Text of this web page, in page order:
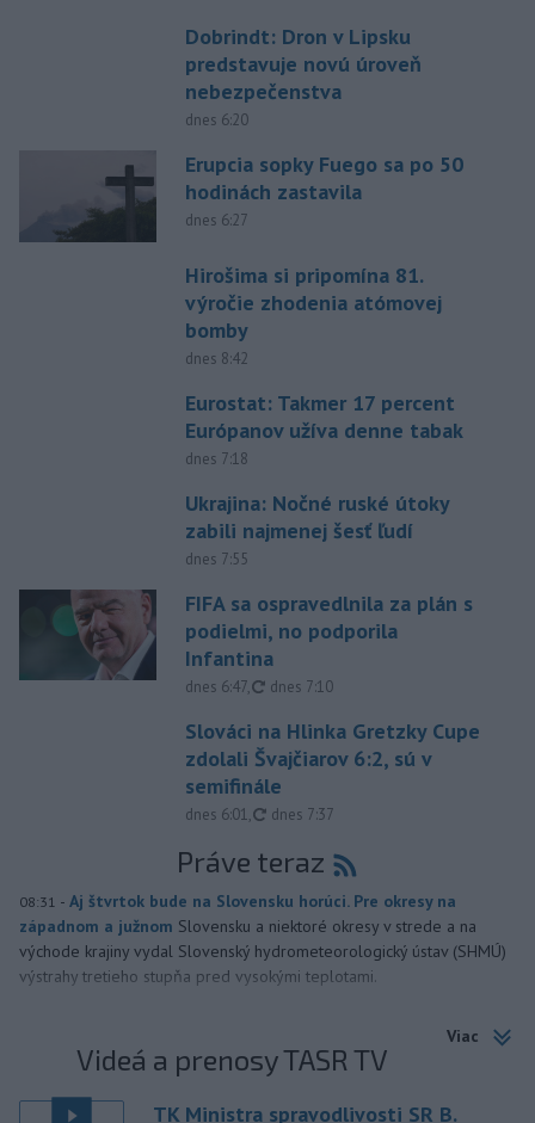
Dobrindt: Dron v Lipsku
predstavuje novú úroveň
nebezpečenstva
dnes 6:20
Erupcia sopky Fuego sa po 50
hodinách zastavila
dnes 6:27
Hirošima si pripomína 81.
výročie zhodenia atómovej
bomby
dnes 8:42
Eurostat: Takmer 17 percent
Európanov užíva denne tabak
dnes 7:18
Ukrajina: Nočné ruské útoky
zabili najmenej šesť ľudí
dnes 7:55
FIFA sa ospravedlnila za plán s
podielmi, no podporila
Infantina
dnes 6:47, aktualizované
dnes 7:10
Slováci na Hlinka Gretzky Cupe
zdolali Švajčiarov 6:2, sú v
semifinále
dnes 6:01, aktualizované
dnes 7:37
Práve teraz
08:31 - Aj štvrtok bude na Slovensku horúci. Pre okresy na
západnom a južnom Slovensku a niektoré okresy v strede a na
východe krajiny vydal Slovenský hydrometeorologický ústav (SHMÚ)
výstrahy tretieho stupňa pred vysokými teplotami.
Viac
Videá a prenosy TASR TV
TK Ministra spravodlivosti SR B.